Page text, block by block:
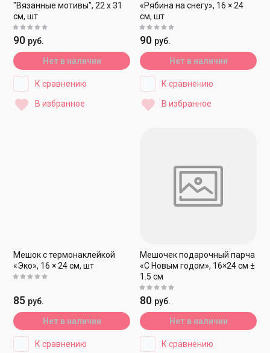
"Вязанные мотивы", 22 x 31
см, шт
90 руб.
Нет в наличии
К сравнению
В избранное
«Рябина на снегу», 16 × 24
см, шт
90 руб.
Нет в наличии
К сравнению
В избранное
Мешок с термонаклейкой
«Эко», 16 × 24 см, шт
85 руб.
Нет в наличии
К сравнению
Мешочек подарочный парча
«С Новым годом», 16×24 см ±
1.5 см
80 руб.
Нет в наличии
К сравнению